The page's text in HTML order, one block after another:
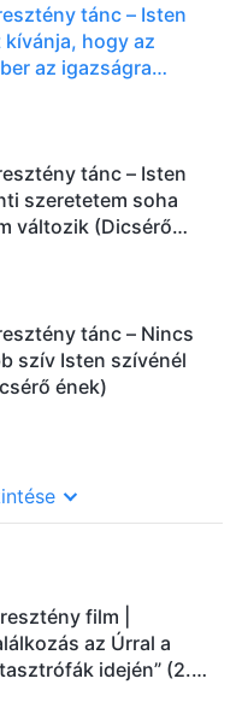
tánc – Isten
kívánja, hogy az
az igazságra
tánc – Isten
szeretetem soha
változik (Dicsérő
tánc – Nincs
szív Isten szívénél
ének)
film |
az Úrral a
idején” (2.